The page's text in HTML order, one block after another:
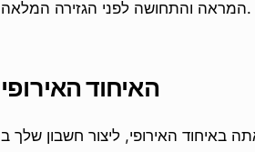
המראה והתחושה לפני הגזירה המלאה.
האיחוד האירופי
באיחוד האירופי, ליצור חשבון שלך ב